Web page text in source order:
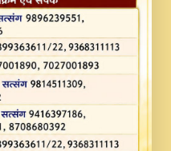
Ji Maharaj Pad - A
Ji
Best Devotional